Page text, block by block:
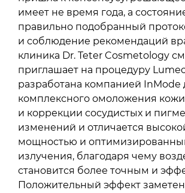
имеет не время года, а
правильно подобранный
и соблюдение рекомендаций
клиника Dr. Teter Cosmetology
приглашает на процедуру
разработана компанией InMode
комплексного омоложения кожи
и коррекции сосудистых и
изменений и отличается
мощностью и
излучения, благодаря чему
становится более точным и
Положительный эффект